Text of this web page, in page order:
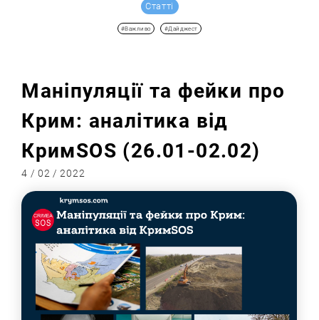
Статті
#Важливо #Дайджест
Маніпуляції та фейки про
Крим: аналітика від
КримSOS (26.01-02.02)
4 / 02 / 2022